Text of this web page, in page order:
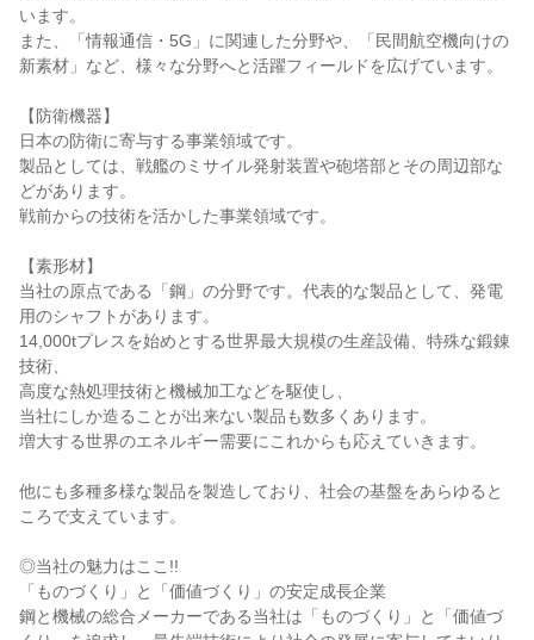
います。
また、「情報通信・5G」に関連した分野や、「民間航空機向けの
新素材」など、様々な分野へと活躍フィールドを広げています。
【防衛機器】
日本の防衛に寄与する事業領域です。
製品としては、戦艦のミサイル発射装置や砲塔部とその周辺部な
どがあります。
戦前からの技術を活かした事業領域です。
【素形材】
当社の原点である「鋼」の分野です。代表的な製品として、発電
用のシャフトがあります。
14,000tプレスを始めとする世界最大規模の生産設備、特殊な鍛錬
技術、
高度な熱処理技術と機械加工などを駆使し、
当社にしか造ることが出来ない製品も数多くあります。
増大する世界のエネルギー需要にこれからも応えていきます。
他にも多種多様な製品を製造しており、社会の基盤をあらゆると
ころで支えています。
◎当社の魅力はここ!!
「ものづくり」と「価値づくり」の安定成長企業
鋼と機械の総合メーカーである当社は「ものづくり」と「価値づ